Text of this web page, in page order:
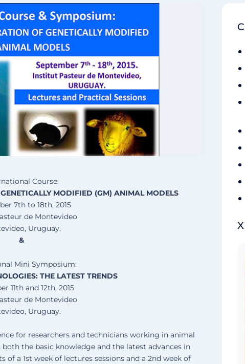
Course:
MODIFIED (GM) ANIMAL MODELS
7th to 18th, 2015
de Montevideo
Uruguay.
&
Mini Symposium:
THE LATEST TRENDS
11th and 12th, 2015
de Montevideo
Uruguay.
for researchers and technicians working in animal
the basic knowledge and the latest advances in
of a 1st week of lectures sessions and a 2nd week of